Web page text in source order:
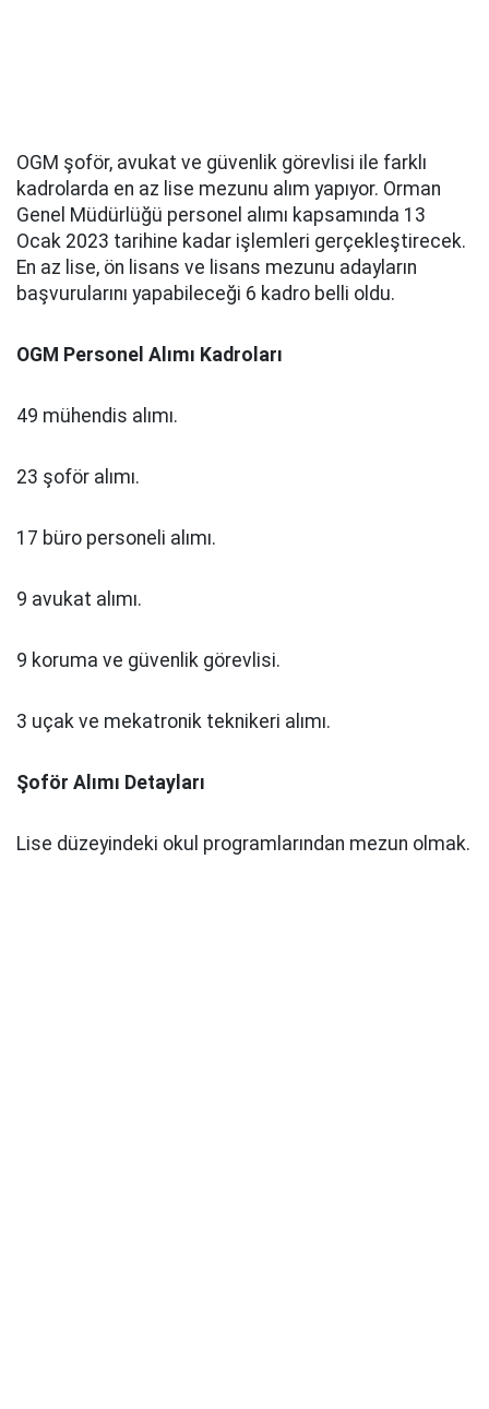
OGM şoför, avukat ve güvenlik görevlisi ile farklı
kadrolarda en az lise mezunu alım yapıyor. Orman
Genel Müdürlüğü personel alımı kapsamında 13
Ocak 2023 tarihine kadar işlemleri gerçekleştirecek.
En az lise, ön lisans ve lisans mezunu adayların
başvurularını yapabileceği 6 kadro belli oldu.
OGM Personel Alımı Kadroları
49 mühendis alımı.
23 şoför alımı.
17 büro personeli alımı.
9 avukat alımı.
9 koruma ve güvenlik görevlisi.
3 uçak ve mekatronik teknikeri alımı.
Şoför Alımı Detayları
Lise düzeyindeki okul programlarından mezun olmak.